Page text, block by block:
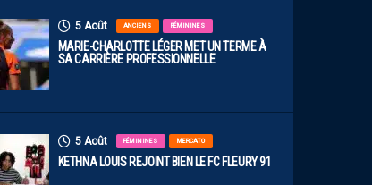
5 Août ANCIENS FÉMININES
MARIE-CHARLOTTE LÉGER MET UN TERME À
SA CARRIÈRE PROFESSIONNELLE
5 Août FÉMININES MERCATO
KETHNA LOUIS REJOINT BIEN LE FC FLEURY 91